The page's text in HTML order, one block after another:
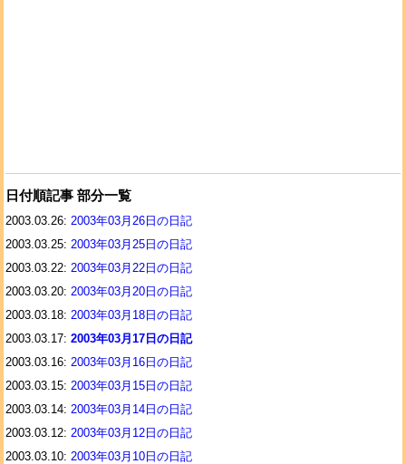
日付順記事 部分一覧
2003.03.26: 2003年03月26日の日記
2003.03.25: 2003年03月25日の日記
2003.03.22: 2003年03月22日の日記
2003.03.20: 2003年03月20日の日記
2003.03.18: 2003年03月18日の日記
2003.03.17: 2003年03月17日の日記
2003.03.16: 2003年03月16日の日記
2003.03.15: 2003年03月15日の日記
2003.03.14: 2003年03月14日の日記
2003.03.12: 2003年03月12日の日記
2003.03.10: 2003年03月10日の日記